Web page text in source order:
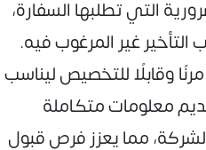
التي تطلبها السفارة،
غير المرغوب فيه.
وقابلًا للتخصيص ليناسب
معلومات متكاملة
مما يعزز فرص قبول